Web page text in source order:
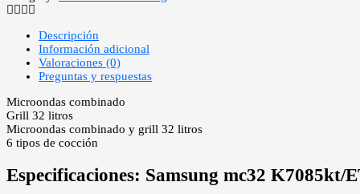
Descripción
Información adicional
Valoraciones (0)
Preguntas y respuestas
Microondas combinado
Grill 32 litros
Microondas combinado y grill 32 litros
6 tipos de cocción
Especificaciones: Samsung mc32 K7085kt/